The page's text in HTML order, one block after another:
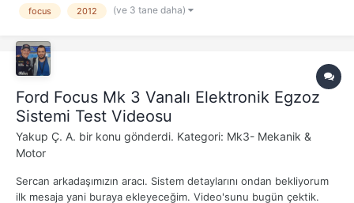
focus 2012 (ve 3 tane daha)
Ford Focus Mk 3 Vanalı Elektronik Egzoz
Sistemi Test Videosu
Yakup Ç. A. bir konu gönderdi. Kategori: Mk3- Mekanik &
Motor
Sercan arkadaşımızın aracı. Sistem detaylarını ondan bekliyorum
ilk mesaja yani buraya ekleyeceğim. Video'sunu bugün çektik.